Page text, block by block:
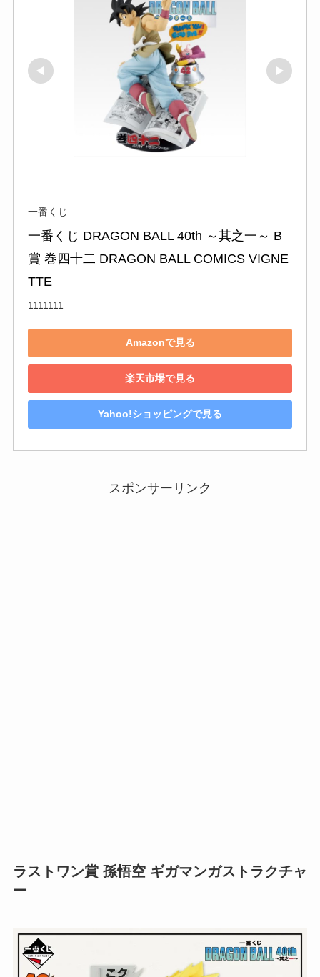
一番くじ
一番くじ DRAGON BALL 40th ～其之一～ B
賞 巻四十二 DRAGON BALL COMICS VIGNE
TTE
1111111
Amazonで見る
楽天市場で見る
Yahoo!ショッピングで見る
スポンサーリンク
ラストワン賞 孫悟空 ギガマンガストラクチャ
ー